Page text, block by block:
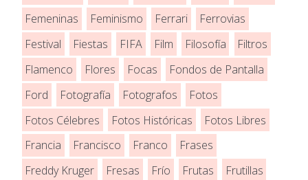
Femeninas
Feminismo Ferrari
Ferrovias
Festival
Fiestas FIFA Film Filosofía
Filtros
Flamenco
Flores Focas
Fondos de Pantalla
Ford
Fotografía Fotografos
Fotos
Fotos Célebres
Fotos Históricas
Fotos Libres
Francia
Francisco Franco
Frases
Freddy Kruger
Fresas Frío Frutas
Frutillas